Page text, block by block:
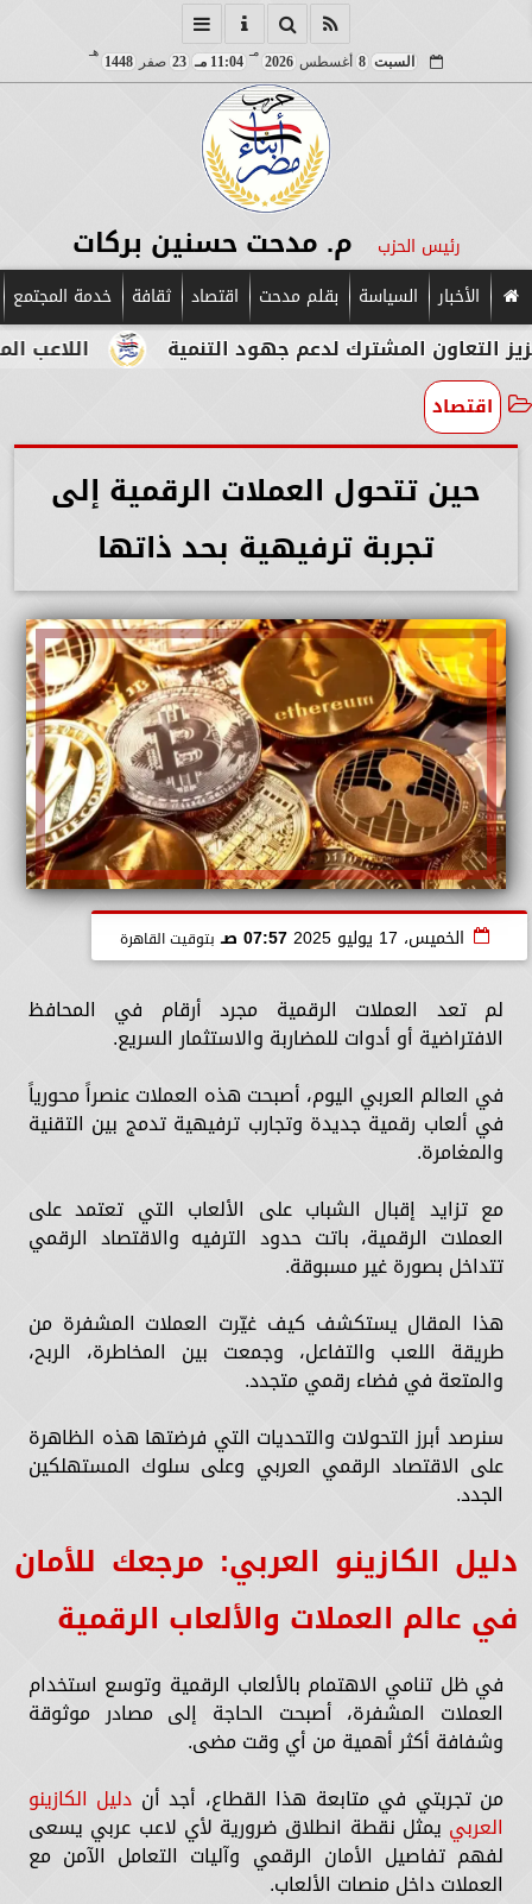
السبت 8 أغسطس 2026
مـ
11:04 مـ 23 صفر 1448
هـ
رئيس الحزب م. مدحت حسنين بركات
الأخبار السياسة بقلم مدحت اقتصاد ثقافة خدمة المجتمع
اللاعب المصري لدعم جهود التنمية
اقتصاد
حين تتحول العملات الرقمية إلى
تجربة ترفيهية بحد ذاتها
الخميس، 17 يوليو 2025 07:57 صـ بتوقيت القاهرة
لم تعد العملات الرقمية مجرد أرقام في المحافظ
الافتراضية أو أدوات للمضاربة والاستثمار السريع.
في العالم العربي اليوم، أصبحت هذه العملات عنصراً محورياً
في ألعاب رقمية جديدة وتجارب ترفيهية تدمج بين التقنية
والمغامرة.
مع تزايد إقبال الشباب على الألعاب التي تعتمد على
العملات الرقمية، باتت حدود الترفيه والاقتصاد الرقمي
تتداخل بصورة غير مسبوقة.
هذا المقال يستكشف كيف غيّرت العملات المشفرة من
طريقة اللعب والتفاعل، وجمعت بين المخاطرة، الربح،
والمتعة في فضاء رقمي متجدد.
سنرصد أبرز التحولات والتحديات التي فرضتها هذه الظاهرة
على الاقتصاد الرقمي العربي وعلى سلوك المستهلكين
الجدد.
دليل الكازينو العربي: مرجعك للأمان
في عالم العملات والألعاب الرقمية
في ظل تنامي الاهتمام بالألعاب الرقمية وتوسع استخدام
العملات المشفرة، أصبحت الحاجة إلى مصادر موثوقة
وشفافة أكثر أهمية من أي وقت مضى.
من تجربتي في متابعة هذا القطاع، أجد أن دليل الكازينو
العربي يمثل نقطة انطلاق ضرورية لأي لاعب عربي يسعى
لفهم تفاصيل الأمان الرقمي وآليات التعامل الآمن مع
العملات داخل منصات الألعاب.